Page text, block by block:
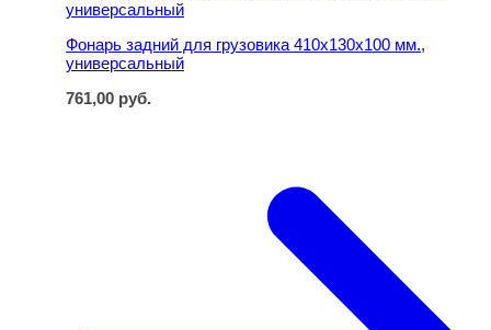
Фонарь задний для грузовика 410х130х100 мм.,
универсальный
761,00 руб.